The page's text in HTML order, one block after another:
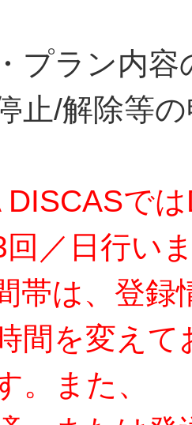
プラン内容
止/解除等
DISCASで
／日行い
帯は、登録
間を変え
。
また、